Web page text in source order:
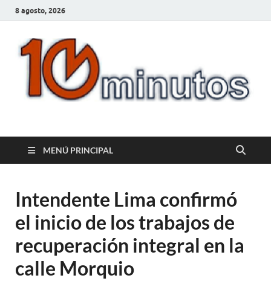
8 agosto, 2026
10minutos.com.uy
MENÚ PRINCIPAL
Intendente Lima confirmó
el inicio de los trabajos de
recuperación integral en la
calle Morquio